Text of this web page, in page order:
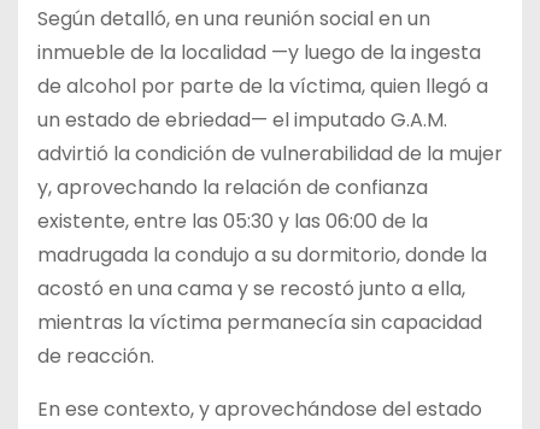
Según detalló, en una reunión social en un
inmueble de la localidad —y luego de la ingesta
de alcohol por parte de la víctima, quien llegó a
un estado de ebriedad— el imputado G.A.M.
advirtió la condición de vulnerabilidad de la mujer
y, aprovechando la relación de confianza
existente, entre las 05:30 y las 06:00 de la
madrugada la condujo a su dormitorio, donde la
acostó en una cama y se recostó junto a ella,
mientras la víctima permanecía sin capacidad
de reacción.
En ese contexto, y aprovechándose del estado